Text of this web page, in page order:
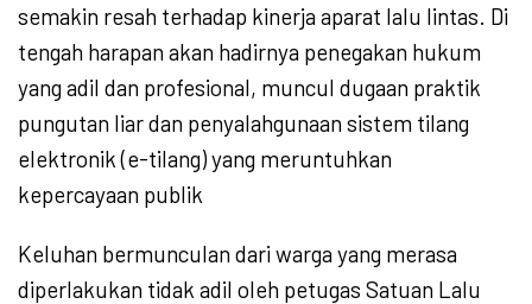
semakin resah terhadap kinerja aparat lalu lintas. Di
tengah harapan akan hadirnya penegakan hukum
yang adil dan profesional, muncul dugaan praktik
pungutan liar dan penyalahgunaan sistem tilang
elektronik (e-tilang) yang meruntuhkan
kepercayaan publik
Keluhan bermunculan dari warga yang merasa
diperlakukan tidak adil oleh petugas Satuan Lalu